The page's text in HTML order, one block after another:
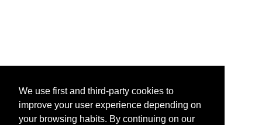
We use first and third-party cookies to
improve your user experience depending on
your browsing habits. By continuing on our